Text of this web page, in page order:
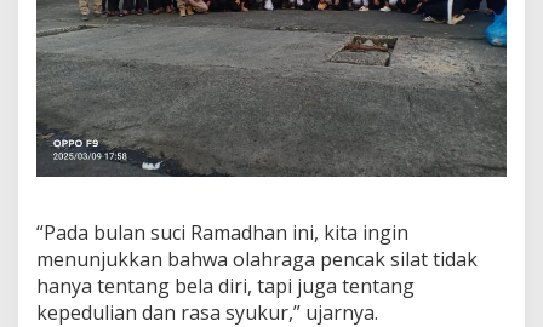
R
a
m
a
d
h
a
n
1
4
6
H
i
j
“Pada bulan suci Ramadhan ini, kita ingin
menunjukkan bahwa olahraga pencak silat tidak
hanya tentang bela diri, tapi juga tentang
kepedulian dan rasa syukur,” ujarnya.